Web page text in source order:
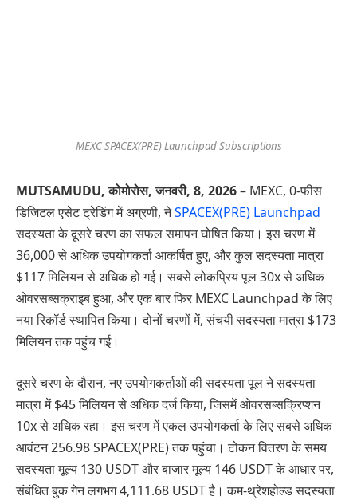
MEXC SPACEX(PRE) Launchpad Subscriptions
MUTSAMUDU, कोमोरोस,जनवरी, 8, 2026– MEXC, 0-फीस
डिजिटल एसेट ट्रेडिंग में अग्रणी, नेSPACEX(PRE) Launchpad
सदस्यता के दूसरे चरण का सफल समापन घोषित किया। इस चरण में
36,000 से अधिक उपयोगकर्ता आकर्षित हुए, और कुल सदस्यता मात्रा
$117 मिलियन से अधिक हो गई। सबसे लोकप्रिय पूल 30x से अधिक
ओवरसब्सक्राइब हुआ, और एक बार फिर MEXC Launchpad के लिए
नया रिकॉर्ड स्थापित किया। दोनों चरणों में, संचयी सदस्यता मात्रा $173
मिलियन तक पहुंच गई।
दूसरे चरण के दौरान, नए उपयोगकर्ताओं की सदस्यता पूल ने सदस्यता
मात्रा में $45 मिलियन से अधिक दर्ज किया, जिसमें ओवरसब्सक्रिप्शन
10x से अधिक रहा। इस चरण में एकल उपयोगकर्ता के लिए सबसे अधिक
आवंटन 256.98 SPACEX(PRE) तक पहुंचा। टोकन वितरण के समय
सदस्यता मूल्य 130 USDT और बाजार मूल्य 146 USDT के आधार पर,
संबंधित बुक गेन लगभग 4,111.68 USDT है। कम-थ्रेशहोल्ड सदस्यता